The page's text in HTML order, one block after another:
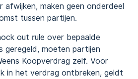
afwijken, maken geen onderdeel
tussen partijen.
out rule over bepaalde
geregeld, moeten partijen
Koopverdrag zelf. Voor
in het verdrag ontbreken, geldt